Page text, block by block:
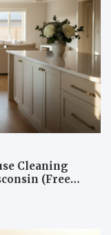
Cleaning
(Free